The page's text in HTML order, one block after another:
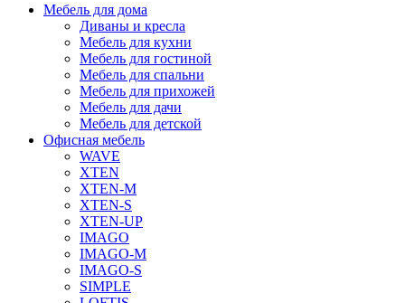
Мебель для дома
Диваны и кресла
Мебель для кухни
Мебель для гостиной
Мебель для спальни
Мебель для прихожей
Мебель для дачи
Мебель для детской
Офисная мебель
WAVE
XTEN
XTEN-M
XTEN-S
XTEN-UP
IMAGO
IMAGO-M
IMAGO-S
SIMPLE